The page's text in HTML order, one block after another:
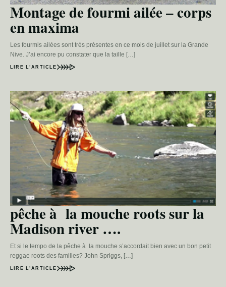
Montage de fourmi ailée – corps
en maxima
Les fourmis ailées sont très présentes en ce mois de juillet sur la Grande
Nive. J’ai encore pu constater que la taille […]
LIRE L’ARTICLE
pêche à la mouche roots sur la
Madison river ….
Et si le tempo de la pêche à la mouche s’accordait bien avec un bon petit
reggae roots des familles? John Spriggs, […]
LIRE L’ARTICLE